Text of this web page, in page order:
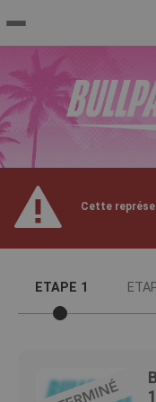
billetterie
Site
officiel Cette
ETAPE 1